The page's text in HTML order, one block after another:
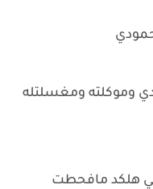
حمودي
وموكلته ومغسلتله
هلكد مافحطت